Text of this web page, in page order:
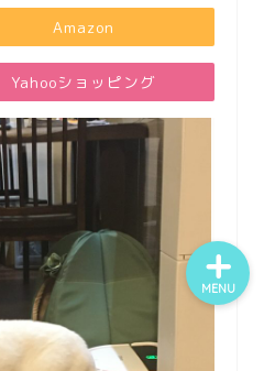
Amazon
Yahooショッピング
MENU
ホー
お問
い合